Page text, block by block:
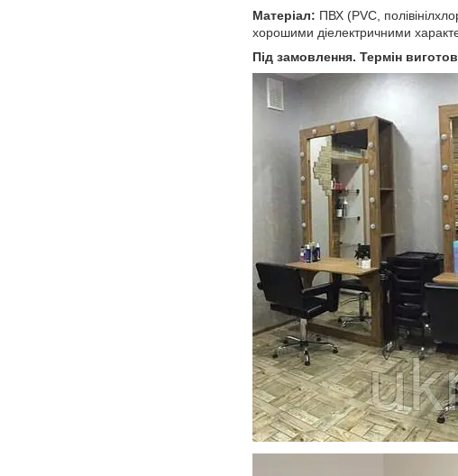
Матеріал: ПВХ (PVC,
хорошими діелектричними
Під замовлення. Термін